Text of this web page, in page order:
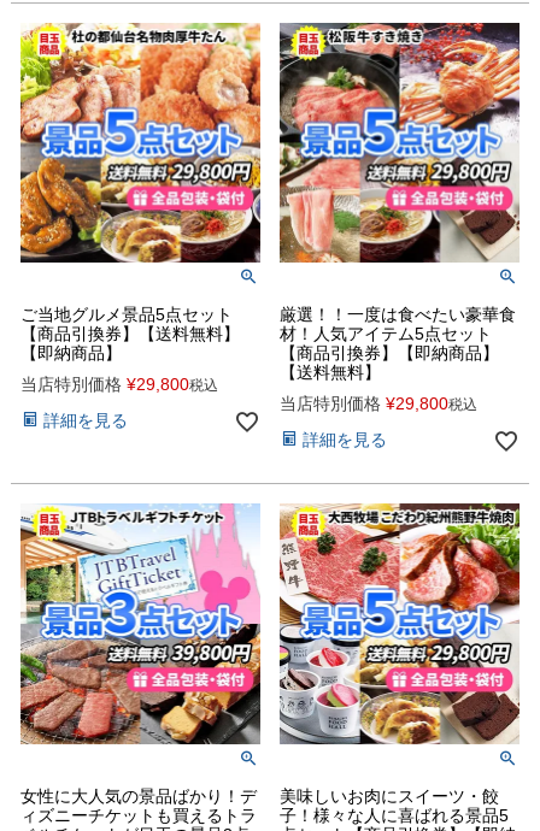
ご当地グルメ景品5点セット
【商品引換券】【送料無料】
【即納商品】
当店特別価格 ¥29,800税込
詳細を見る
厳選！！一度は食べたい豪華食
材！人気アイテム5点セット
【商品引換券】【即納商品】
【送料無料】
当店特別価格 ¥29,800税込
詳細を見る
女性に大人気の景品ばかり！デ
ィズニーチケットも買えるトラ
美味しいお肉にスイーツ・餃
子！様々な人に喜ばれる景品5